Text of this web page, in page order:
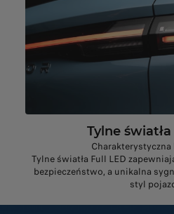
Tylne
Charakterystyczna
Tylne światła Full LED
bezpieczeństwo, a unikalna
styl